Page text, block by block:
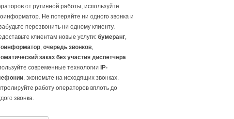
от рутинной работы, используйте
Не потеряйте ни одного звонка и
перезвонить ни одному клиенту.
клиентам новые услуги: бумеранг
очередь звонков
заказ без участия диспетчера
современные технологии IP-
, экономьте на исходящих звонках.
работу операторов вплоть до
звонка.